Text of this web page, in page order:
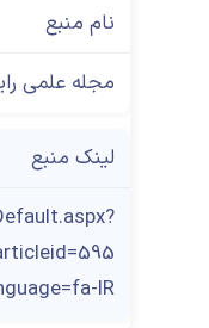
نام منبع
مجله علمی
لینک منبع
IR